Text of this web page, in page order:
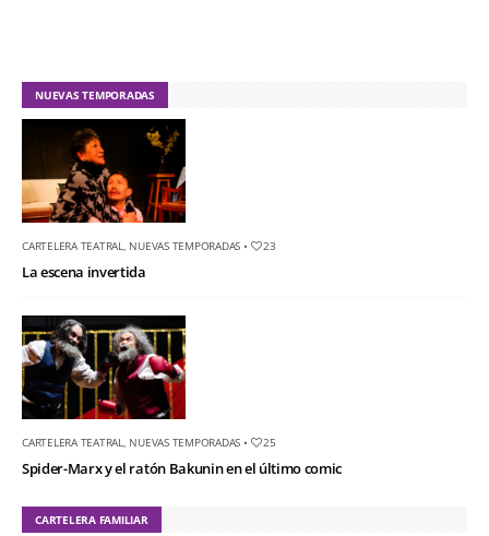
NUEVAS TEMPORADAS
CARTELERA TEATRAL NUEVAS TEMPORADAS • 23
La escena invertida
CARTELERA TEATRAL NUEVAS TEMPORADAS • 25
Spider-Marx y el ratón Bakunin en el último comic
CARTELERA FAMILIAR